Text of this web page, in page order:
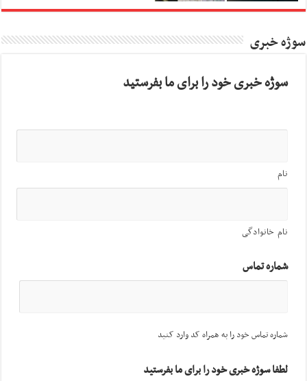
سوژه خبری
سوژه خبری خود را برای ما بفرستید
نام
نام خانوادگی
شماره تماس
شماره تماس خود را به همراه کد وارد کنید
لطفا سوژه خبری خود را برای ما بفرستید